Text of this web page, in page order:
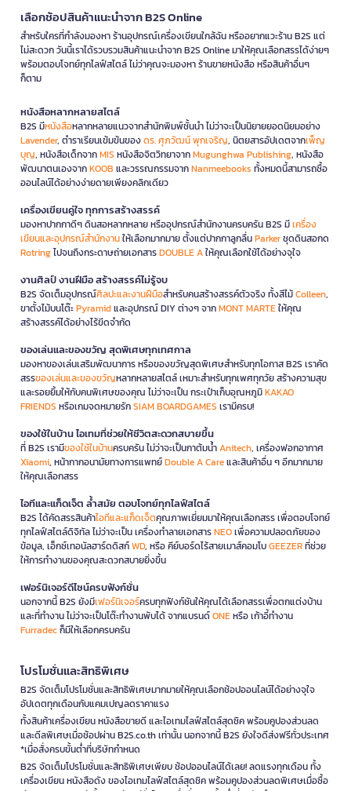
เลือกช้อปสินค้าแนะนำจาก B2S Online
สำหรับใครที่กำลังมองหา ร้านอุปกรณ์เครื่องเขียนใกล้ฉัน หรืออยากแวะร้าน B2S แต่
ไม่สะดวก วันนี้เราได้รวบรวมสินค้าแนะนำจาก B2S Online มาให้คุณเลือกสรรได้ง่ายๆ
พร้อมตอบโจทย์ทุกไลฟ์สไตล์ ไม่ว่าคุณจะมองหา ร้านขายหนังสือ หรือสินค้าอื่นๆ
ก็ตาม
หนังสือหลากหลายสไตล์
B2S มีหนังสือหลากหลายแนวจากสำนักพิมพ์ชั้นนำ ไม่ว่าจะเป็นนิยายยอดนิยมอย่าง
Lavender, ตำราเรียนเข้มข้นของดร. ศุภวัฒน์ พุกเจริญ, นิตยสารอัปเดตจากเพ็ญ
บุญ, หนังสือเด็กจากMIS หนังสือจิตวิทยาจากMugunghwa Publishing, หนังสือ
พัฒนาตนเองจากKOOB และวรรณกรรมจากNanmeebooks ทั้งหมดนี้สามารถซื้อ
ออนไลน์ได้อย่างง่ายดายเพียงคลิกเดียว
เครื่องเขียนคู่ใจ ทุกการสร้างสรรค์
มองหาปากกาดีๆ ดินสอหลากหลาย หรืออุปกรณ์สำนักงานครบครัน B2S มีเครื่อง
เขียนและอุปกรณ์สำนักงานให้เลือกมากมาย ตั้งแต่ปากกาลูกลื่นParkerชุดดินสอกด
Rotringไปจนถึงกระดาษถ่ายเอกสารDOUBLE Aให้คุณเลือกใช้ได้อย่างจุใจ
งานศิลป์ งานฝีมือ สร้างสรรค์ไม่รู้จบ
B2S จัดเต็มอุปกรณ์ศิลปะและงานฝีมือสำหรับคนสร้างสรรค์ตัวจริง ทั้งสีไม้Colleen,
ขาตั้งไม้บนโต๊ะPyramidและอุปกรณ์ DIY ต่างๆ จากMONT MARTEให้คุณ
สร้างสรรค์ได้อย่างไร้ขีดจำกัด
ของเล่นและของขวัญ สุดพิเศษทุกเทศกาล
มองหาของเล่นเสริมพัฒนาการ หรือของขวัญสุดพิเศษสำหรับทุกโอกาส B2S เราคัด
สรรของเล่นและของขวัญหลากหลายสไตล์ เหมาะสำหรับทุกเพศทุกวัย สร้างความสุข
และรอยยิ้มให้กับคนพิเศษของคุณ ไม่ว่าจะเป็น กระเป๋าเก็บอุณหภูมิKAKAO
FRIENDS หรือเกมจดหมายรักSIAM BOARDGAMES เรามีครบ!
ของใช้ในบ้าน ไอเทมที่ช่วยให้ชีวิตสะดวกสบายขึ้น
ที่ B2S เรามีของใช้ในบ้านครบครัน ไม่ว่าจะเป็นกาต้มน้ำAnitech, เครื่องฟอกอากาศ
Xiaomi, หน้ากากอนามัยทางการแพทย์Double A Careและสินค้าอื่น ๆ อีกมากมาย
ให้คุณเลือกสรร
ไอทีและแก็ดเจ็ต ล้ำสมัย ตอบโจทย์ทุกไลฟ์สไตล์
B2S ได้คัดสรรสินค้าไอทีและแก็ดเจ็ตคุณภาพเยี่ยมมาให้คุณเลือกสรร เพื่อตอบโจทย์
ทุกไลฟ์สไตล์ดิจิทัล ไม่ว่าจะเป็น เครื่องทำลายเอกสารNEOเพื่อความปลอดภัยของ
ข้อมูล, เอ็กซ์เทอนัลฮาร์ดดิสก์WD, หรือ คีย์บอร์ดไร้สายเมาส์คอมโบGEEZERที่ช่วย
ให้การทำงานของคุณสะดวกสบายยิ่งขึ้น
เฟอร์นิเจอร์ดีไซน์ครบฟังก์ชั่น
นอกจากนี้ B2S ยังมีเฟอร์นิเจอร์ครบทุกฟังก์ชันให้คุณได้เลือกสรรเพื่อตกแต่งบ้าน
และที่ทำงาน ไม่ว่าจะเป็นโต๊ะทำงานพับได้ จากแบรนด์ONEหรือ เก้าอี้ทำงาน
Furradecก็มีให้เลือกครบครัน
โปรโมชั่นและสิทธิพิเศษ
B2S จัดเต็มโปรโมชั่นและสิทธิพิเศษมากมายให้คุณเลือกช้อปออนไลน์ได้อย่างจุใจ
อัปเดตทุกเดือนกับแคมเปญลดราคาแรง
ทั้งสินค้าเครื่องเขียน หนังสือขายดี และไอเทมไลฟ์สไตล์สุดชิค พร้อมคูปองส่วนลด
และดีลพิเศษเมื่อช้อปผ่าน B2S.co.th เท่านั้น นอกจากนี้ B2S ยังใจดีส่งฟรีทั่วประเทศ
*เมื่อสั่งครบขั้นต่ำที่บริษัทกำหนด
B2S จัดเต็มโปรโมชั่นและสิทธิพิเศษเพียบ ช้อปออนไลน์ได้เลย! ลดแรงทุกเดือน ทั้ง
เครื่องเขียน หนังสือดัง ของไอเทมไลฟ์สไตล์สุดชิค พร้อมคูปองส่วนลดพิเศษเมื่อซื้อ